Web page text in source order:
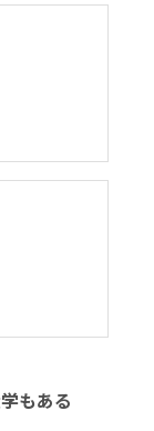
もある